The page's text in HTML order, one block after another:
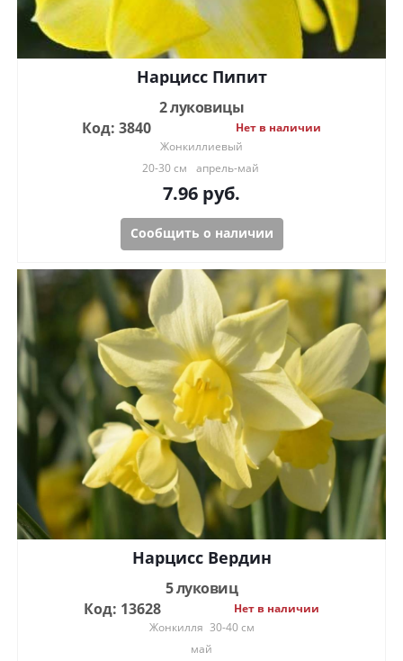
Нарцисс Пипит
2 луковицы
Код: 3840
Нет в наличии
Жонкиллиевый
20-30 см
апрель-май
7.96 руб.
Сообщить о наличии
Нарцисс Вердин
5 луковиц
Код: 13628
Нет в наличии
Жонкилля 30-40 см
май